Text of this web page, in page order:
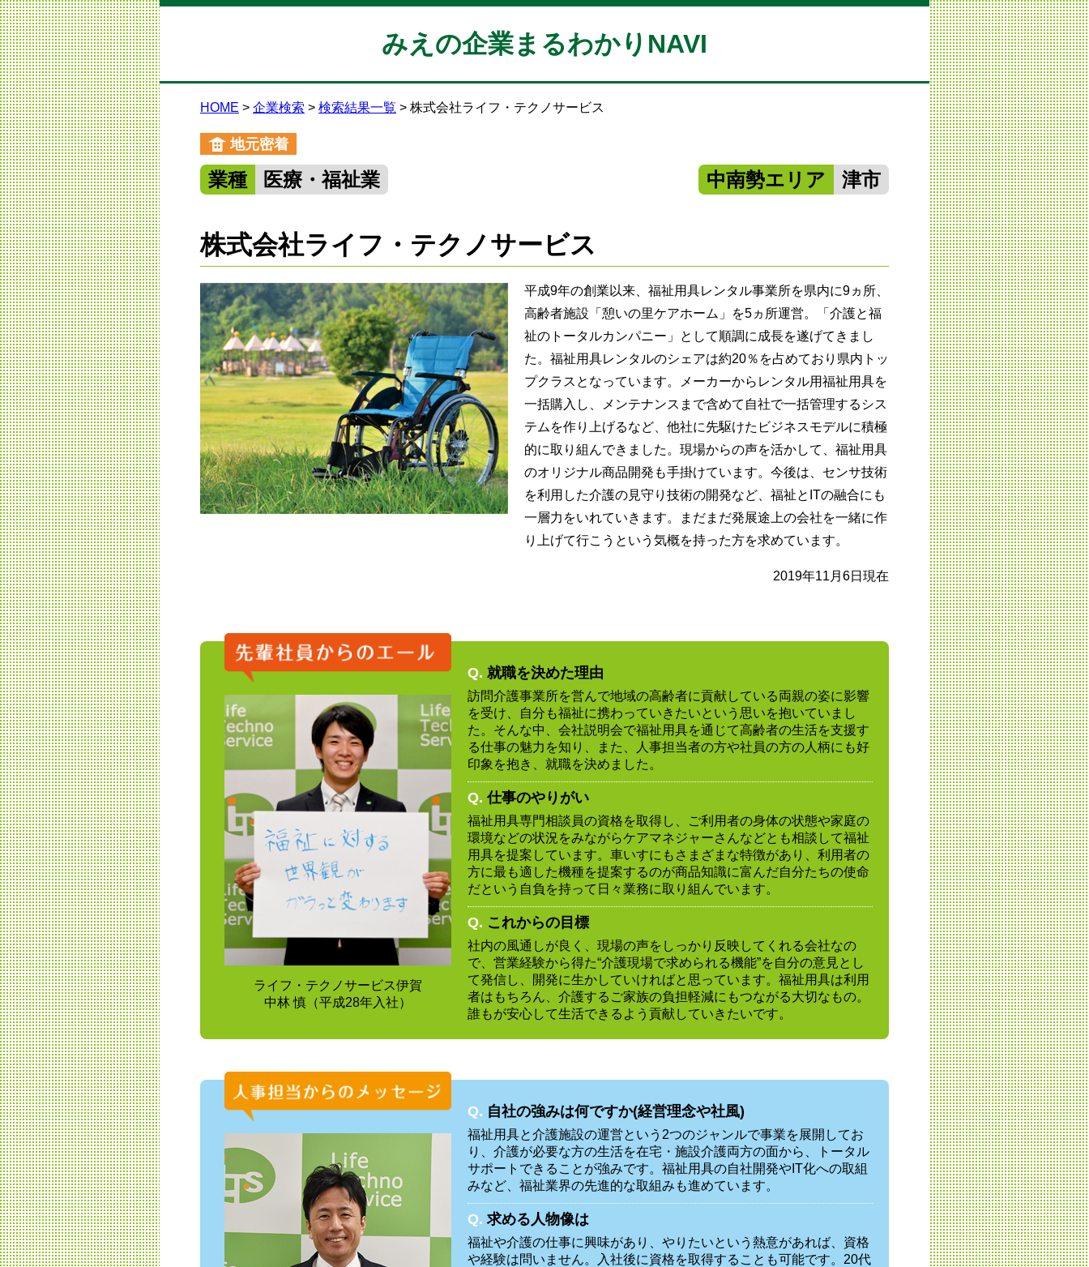
みえの企業まるわかりNAVI
HOME 企業検索 検索結果一覧 株式会社ライフ・テクノサービス
地元密着
業種 医療・福祉業 中南勢エリア 津市
株式会社ライフ・テクノサービス
平成9年の創業以来、福祉用具レンタル事業所を県内に9ヵ所、
高齢者施設「憩いの里ケアホーム」を5ヵ所運営。「介護と福
祉のトータルカンパニー」として順調に成長を遂げてきまし
た。福祉用具レンタルのシェアは約20％を占めており県内トッ
プクラスとなっています。メーカーからレンタル用福祉用具を
一括購入し、メンテナンスまで含めて自社で一括管理するシス
テムを作り上げるなど、他社に先駆けたビジネスモデルに積極
的に取り組んできました。現場からの声を活かして、福祉用具
のオリジナル商品開発も手掛けています。今後は、センサ技術
を利用した介護の見守り技術の開発など、福祉とITの融合にも
一層力をいれていきます。まだまだ発展途上の会社を一緒に作
り上げて行こうという気概を持った方を求めています。
2019年11月6日現在
ライフ・テクノサービス伊賀
中林 慎（平成28年入社）
Q. 就職を決めた理由
訪問介護事業所を営んで地域の高齢者に貢献している両親の姿に影響
を受け、自分も福祉に携わっていきたいという思いを抱いていまし
た。そんな中、会社説明会で福祉用具を通じて高齢者の生活を支援す
る仕事の魅力を知り、また、人事担当者の方や社員の方の人柄にも好
印象を抱き、就職を決めました。
Q. 仕事のやりがい
福祉用具専門相談員の資格を取得し、ご利用者の身体の状態や家庭の
環境などの状況をみながらケアマネジャーさんなどとも相談して福祉
用具を提案しています。車いすにもさまざまな特徴があり、利用者の
方に最も適した機種を提案するのが商品知識に富んだ自分たちの使命
だという自負を持って日々業務に取り組んでいます。
Q. これからの目標
社内の風通しが良く、現場の声をしっかり反映してくれる会社なの
で、営業経験から得た“介護現場で求められる機能”を自分の意見とし
て発信し、開発に生かしていければと思っています。福祉用具は利用
者はもちろん、介護するご家族の負担軽減にもつながる大切なもの。
誰もが安心して生活できるよう貢献していきたいです。
Q. 自社の強みは何ですか(経営理念や社風)
福祉用具と介護施設の運営という2つのジャンルで事業を展開してお
り、介護が必要な方の生活を在宅・施設介護両方の面から、トータル
サポートできることが強みです。福祉用具の自社開発やIT化への取組
みなど、福祉業界の先進的な取組みも進めています。
Q. 求める人物像は
福祉や介護の仕事に興味があり、やりたいという熱意があれば、資格
や経験は問いません。入社後に資格を取得することも可能です。20代